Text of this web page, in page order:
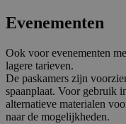
Evenementen
Ook voor evenementen
lagere tarieven.
De paskamers zijn
spaanplaat. Voor gebruik
alternatieve materialen
naar de mogelijkheden.